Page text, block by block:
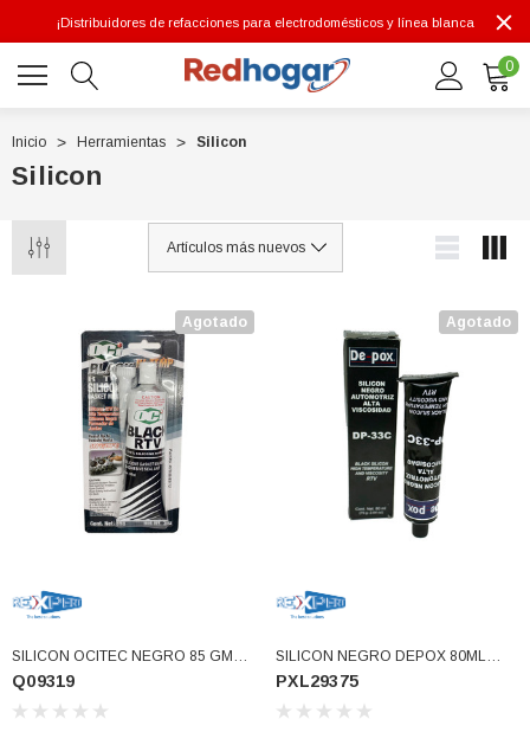
¡Distribuidores de refacciones para electrodomésticos y línea blanca
0
Inicio Herramientas Silicon
Silicon
Agotado
SILICON OCITEC NEGRO 85 GMS.
ALTA TEMPERATURA RVT (Q09319)
Q09319
Agotado
SILICON NEGRO DEPOX 80ML
USAR DP33B (PXL29375)
PXL29375
7614